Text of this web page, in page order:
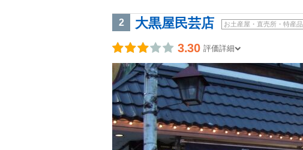
2 大黒屋民芸店 お土産屋・直売所・特産品
3.30 評価詳細